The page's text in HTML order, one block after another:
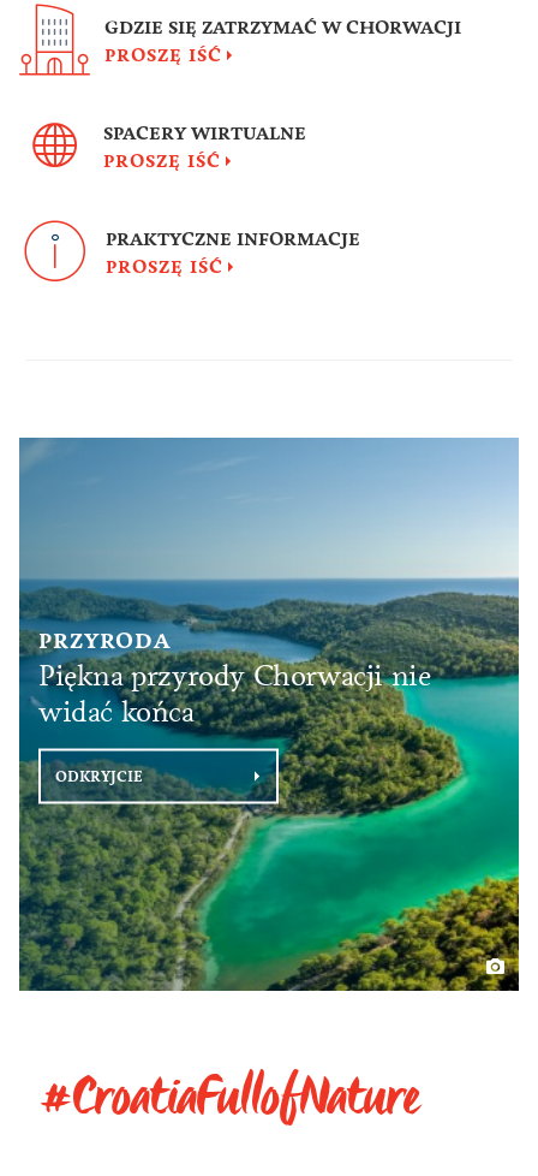
GDZIE SIĘ ZATRZYMAĆ W CHORWACJI
PROSZĘ IŚĆ
SPACERY WIRTUALNE
PROSZĘ IŚĆ
PRAKTYCZNE INFORMACJE
PROSZĘ IŚĆ
PRZYRODA
Piękna przyrody Chorwacji nie
widać końca
ODKRYJCIE
#CroatiaFullofNature